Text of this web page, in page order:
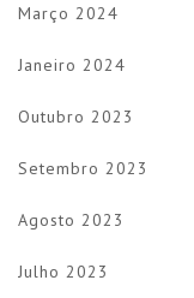
Março 2024
Janeiro 2024
Outubro 2023
Setembro 2023
Agosto 2023
Julho 2023